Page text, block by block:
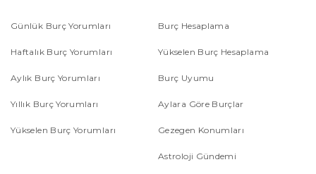
Günlük Burç Yorumları
Haftalık Burç Yorumları
Aylık Burç Yorumları
Yıllık Burç Yorumları
Yükselen Burç Yorumları
Burç Hesaplama
Yükselen Burç Hesaplama
Burç Uyumu
Aylara Göre Burçlar
Gezegen Konumları
Astroloji Gündemi